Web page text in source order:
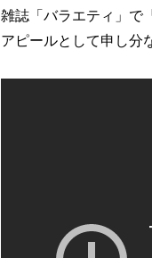
雑誌「バラエティ」で
アピールとして申し分